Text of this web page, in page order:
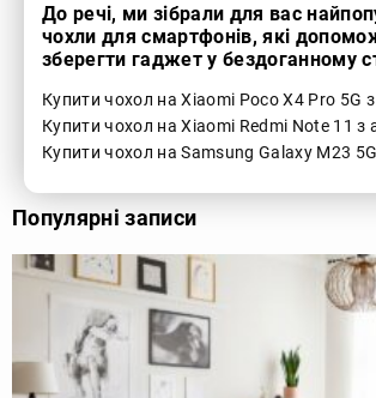
До речі, ми зібрали для вас
чохли для смартфонів, які
зберегти гаджет у бездоганному
Купити чохол на Xiaomi Poco X4 Pro 5G
Купити чохол на Xiaomi Redmi Note 11 з
Купити чохол на Samsung Galaxy M23
Популярні записи